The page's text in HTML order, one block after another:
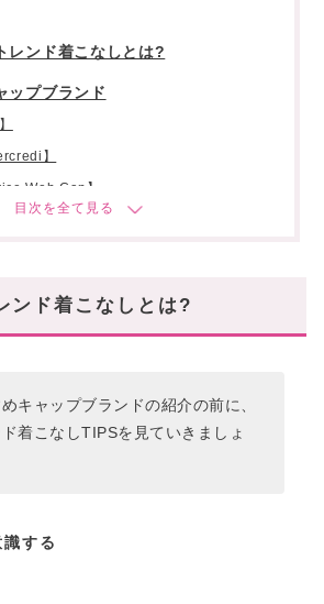
レンド着こなしとは?
ップブランド
】
Web Cap】
】
。
ンド着こなしとは?
キャップブランドの紹介の前に、
ド着こなしTIPSを見ていきましょ
する